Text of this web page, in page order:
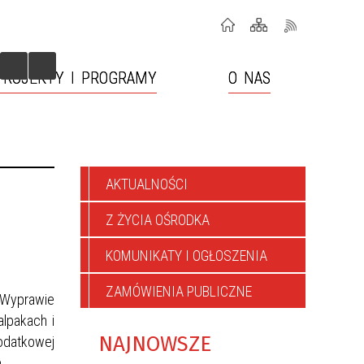
I PROGRAMY O NAS
i
AKTUALNOŚCI
Z ŻYCIA OŚRODKA
KOMUNIKATY I OGŁOSZENIA
ZAMÓWIENIA PUBLICZNE
NAJNOWSZE